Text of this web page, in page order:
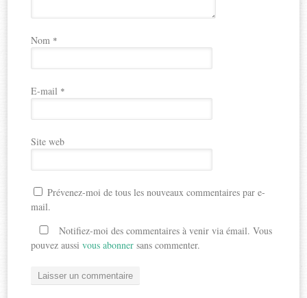
Nom *
E-mail *
Site web
Prévenez-moi de tous les nouveaux commentaires par e-
mail.
Notifiez-moi des commentaires à venir via émail. Vous
pouvez aussivous abonner sans commenter.